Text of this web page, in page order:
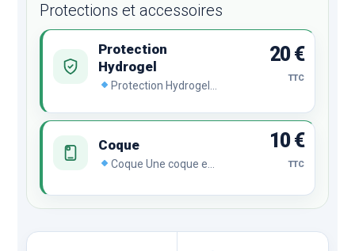
Protections et accessoires
Protection
Hydrogel
Protection Hydrogel
régénère
cas de chocs ou de
rayures malgré son
incroyable finesse et sa
20 €
TTC
Coque
Coque Une coque est
protéger votre
smartphone.
Hydrogel pour une
10 €
TTC